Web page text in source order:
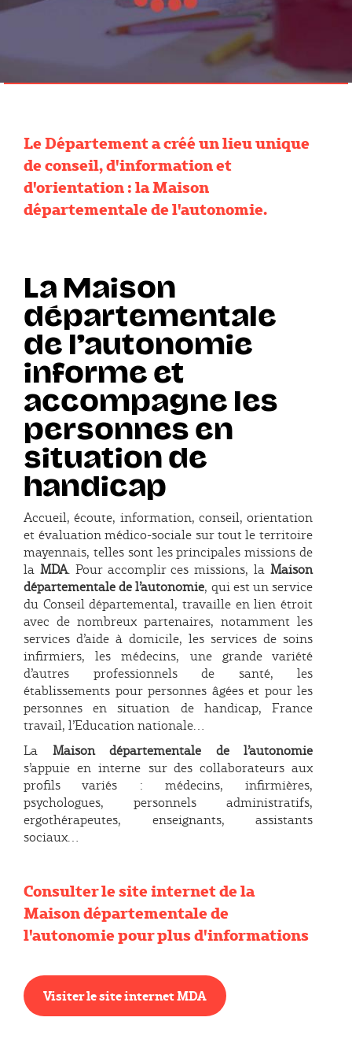
Le Département a créé un lieu unique
de conseil, d'information et
d'orientation : la Maison
départementale de l'autonomie.
La Maison
départementale
de l’autonomie
informe et
accompagne les
personnes en
situation de
handicap
Accueil, écoute, information, conseil, orientation
et évaluation médico-sociale sur tout le territoire
mayennais, telles sont les principales missions de
la MDA. Pour accomplir ces missions, laMaison
départementale de l’autonomie, qui est un service
du Conseil départemental, travaille en lien étroit
avec de nombreux partenaires, notamment les
services d’aide à domicile, les services de soins
infirmiers, les médecins, une grande variété
d’autres professionnels de santé, les
établissements pour personnes âgées et pour les
personnes en situation de handicap, France
travail, l’Education nationale…
La Maison départementale de l’autonomie
s’appuie en interne sur des collaborateurs aux
profils variés : médecins, infirmières,
psychologues, personnels administratifs,
ergothérapeutes, enseignants, assistants
sociaux…
Consulter le site internet de la
Maison départementale de
l'autonomie pour plus d'informations
Visiter le site internet MDA